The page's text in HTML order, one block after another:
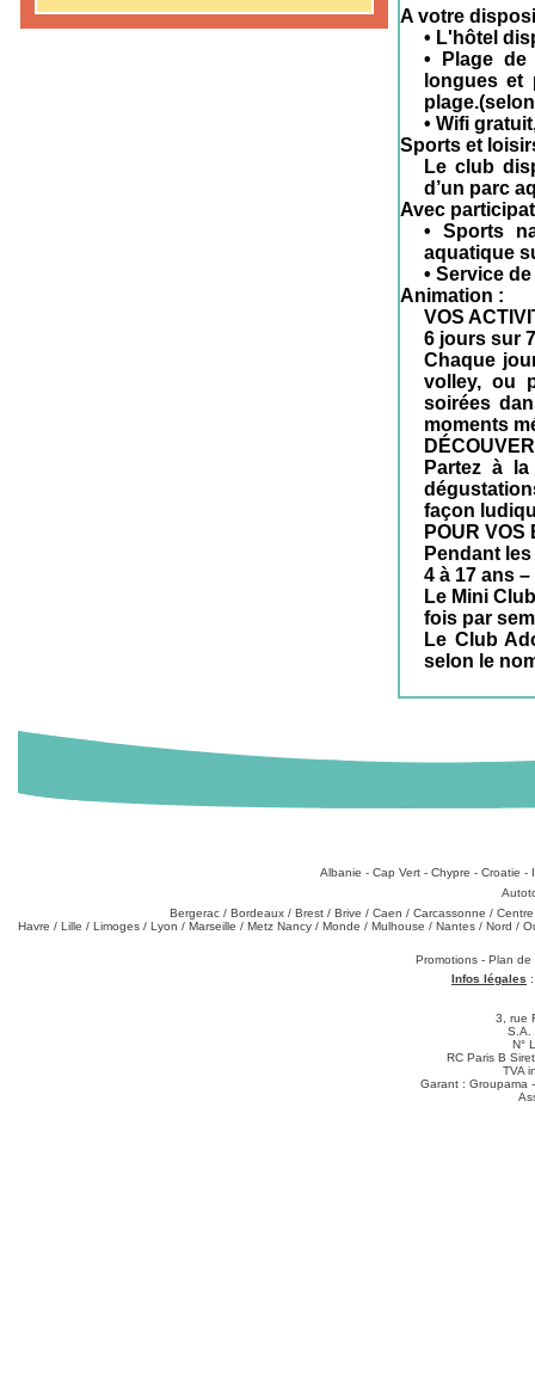
A votre
• L'hôtel
• Plage de
longues et
• Wifi
Sports et
Le club
d’un parc
Avec
• Sports
aquatique
• Service
Animation :
VOS
6 jours sur
Chaque
volley, ou
soirées
moments
Partez à
façon
POUR VOS
Pendant
4 à 17 ans
Le Mini
fois par
Le Club
selon le
Albanie - Cap Vert- Chypre - Croatie -
Bergerac / Bordeaux / Brest / Brive / Caen / Carcassonne / Centre
Havre / Lille / Limoges / Lyon / Marseille / Metz Nancy / Monde / Mulhouse / Nantes / Nord /
Promotions - Plan
Infos légales
3, rue
S.A.
N°
RC Paris B
TVA
Garant : Groupama